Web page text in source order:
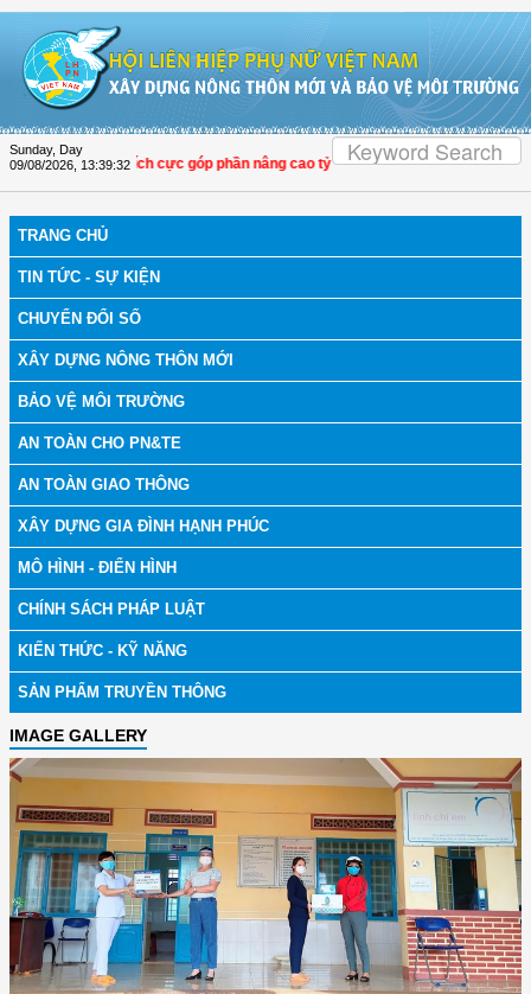
Sunday, Day
09/08/2026 13:39:32
Thọ Xuân tích cực góp phần nâng cao tỷ lệ người dân tham gia bảo hiểm
TRANG CHỦ
TIN TỨC - SỰ KIỆN
CHUYỂN ĐỔI SỐ
XÂY DỰNG NÔNG THÔN MỚI
BẢO VỆ MÔI TRƯỜNG
AN TOÀN CHO PN&TE
AN TOÀN GIAO THÔNG
XÂY DỰNG GIA ĐÌNH HẠNH PHÚC
MÔ HÌNH - ĐIỂN HÌNH
CHÍNH SÁCH PHÁP LUẬT
KIẾN THỨC - KỸ NĂNG
SẢN PHẨM TRUYỀN THÔNG
IMAGE GALLERY